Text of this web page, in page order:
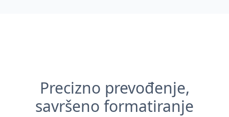
Precizno prevođenje,
savršeno formatiranje